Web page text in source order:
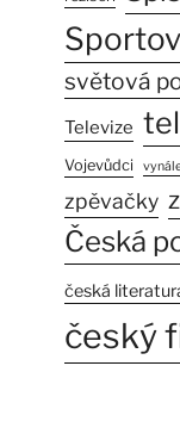
světová
Televize
Vojevůdci
zpěvačky
Česká
česká
český